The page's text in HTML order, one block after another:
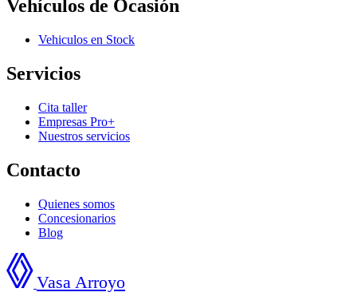
Vehículos de Ocasión
Vehiculos en Stock
Servicios
Cita taller
Empresas Pro+
Nuestros servicios
Contacto
Quienes somos
Concesionarios
Blog
Vasa Arroyo